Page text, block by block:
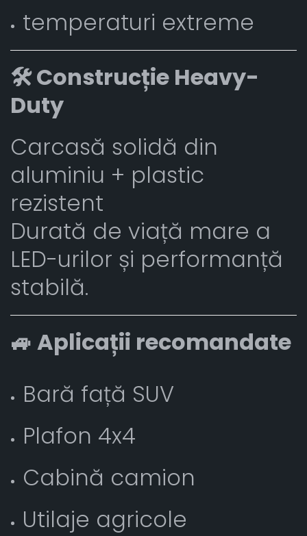
temperaturi extreme
🛠️ Construcție Heavy-
Duty
Carcasă solidă din
aluminiu + plastic
rezistent
Durată de viață mare a
LED-urilor și performanță
stabilă.
🚙 Aplicații recomandate
Bară față SUV
Plafon 4x4
Cabină camion
Utilaje agricole